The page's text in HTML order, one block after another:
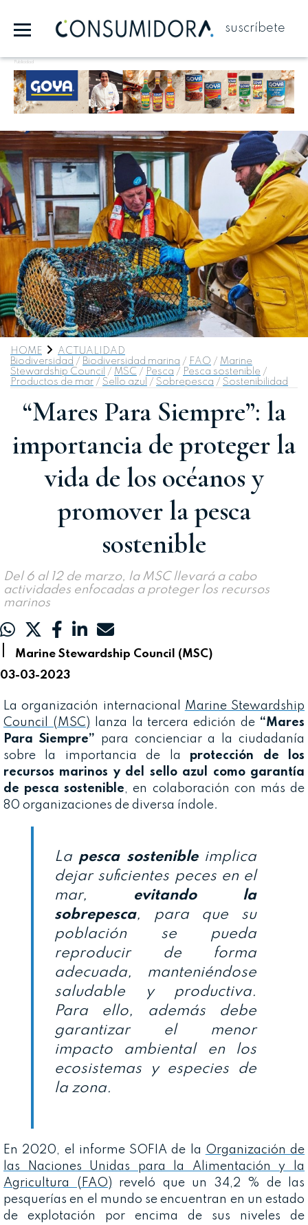
suscríbete
Publicidad
HOME
ACTUALIDAD
Biodiversidad / Biodiversidad marina / FAO / Marine
Stewardship Council
/ MSC / Pesca / Pesca sostenible /
Productos de mar / Sello azul / Sobrepesca / Sostenibilidad
“Mares Para Siempre”: la
importancia de proteger la
vida de los océanos y
promover la pesca
sostenible
Del 6 al 12 de marzo, la MSC llevará a cabo
actividades enfocadas a proteger los recursos
marinos
Marine Stewardship Council (MSC)
03-03-2023
La organización internacional Marine Stewardship
Council (MSC) lanza la tercera edición de “Mares
Para Siempre” para concienciar a la ciudadanía
sobre la importancia de la protección de los
recursos marinos y del sello azul como garantía
de pesca sostenible, en colaboración con más de
80 organizaciones de diversa índole.
La pesca sostenibleimplica
dejar suficientes peces en el
mar, evitando la
sobrepesca, para que su
población se pueda
reproducir de forma
adecuada, manteniéndose
saludable y productiva.
Para ello, además debe
garantizar el menor
impacto ambiental en los
ecosistemas y especies de
la zona.
En 2020, el informe SOFIA de la Organización de
las Naciones Unidas para la Alimentación y la
Agricultura (FAO) reveló que un 34,2 % de las
pesquerías en el mundo se encuentran en un estado
de explotación por encima de sus niveles de